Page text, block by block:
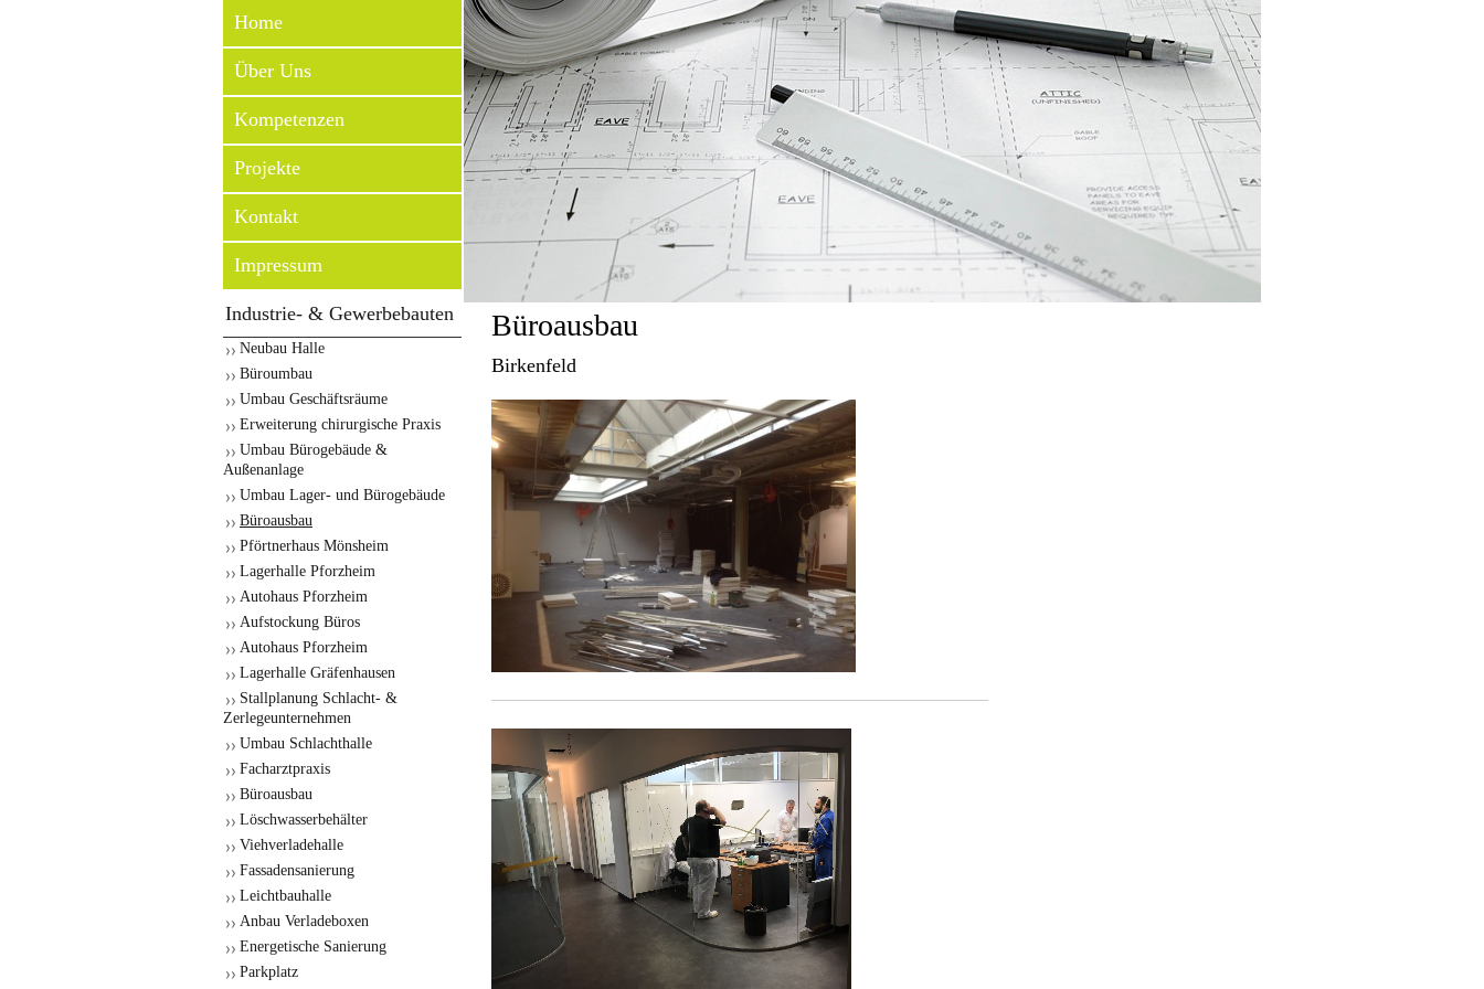
Home
Über Uns
Kompetenzen
Projekte
Kontakt
Impressum
Industrie- & Gewerbebauten
Neubau Halle
Büroumbau
Umbau Geschäftsräume
Erweiterung chirurgische Praxis
Umbau Bürogebäude &
Außenanlage
Umbau Lager- und Bürogebäude
Büroausbau
Pförtnerhaus Mönsheim
Lagerhalle Pforzheim
Autohaus Pforzheim
Aufstockung Büros
Autohaus Pforzheim
Lagerhalle Gräfenhausen
Stallplanung Schlacht- &
Zerlegeunternehmen
Umbau Schlachthalle
Facharztpraxis
Büroausbau
Löschwasserbehälter
Viehverladehalle
Fassadensanierung
Leichtbauhalle
Anbau Verladeboxen
Energetische Sanierung
Parkplatz
Büroausbau
Birkenfeld